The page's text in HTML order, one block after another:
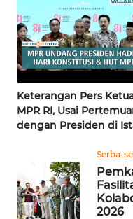
Keterangan Pers
MPR RI, Usai
dengan Presiden di
Serba-
2026
WN
KALTARA
WN
KALSEL
WN
WN
SULSEL